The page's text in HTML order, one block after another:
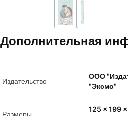
Дополнительная
Издательство
ООО
"Эксмо"
Размеры
125 x 199 x